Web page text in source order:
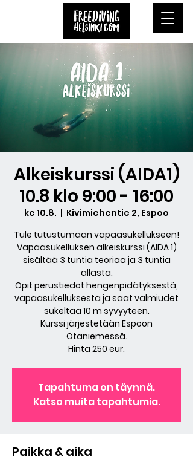
Alkeiskurssi (AIDA1)
10.8 klo 9:00 - 16:00
ke 10.8.
  |
Kivimiehentie 2, Espoo
Tule tutustumaan vapaasukellukseen!
Vapaasukelluksen alkeiskurssi (AIDA 1)
sisältää 3 tuntia teoriaa ja 3 tuntia
allasta.
Opit perustiedot hengenpidätyksestä,
vapaasukelluksesta ja saat valmiudet
sukeltaa 10 m syvyyteen.
Kurssi järjestetään Espoon
Otaniemessä.
Hinta 250 eur.
Tapahtuma on täynnä.
Katso muita tapahtumia.
Paikka & aika